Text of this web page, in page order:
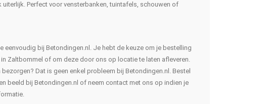
uiterlijk. Perfect voor vensterbanken, tuintafels, schouwen of
eenvoudig bij Betondingen.nl. Je hebt de keuze om je bestelling
Zaltbommel of om deze door ons op locatie te laten afleveren.
Dat is geen enkel probleem bij Betondingen.nl. Bestel
beeld bij Betondingen.nl of neem contact met ons op indien je